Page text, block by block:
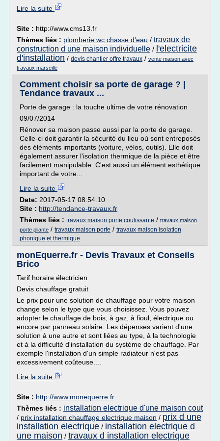
Lire la suite
Site : http://www.cms13.fr
Thèmes liés : plomberie wc chasse d'eau / travaux de
construction d une maison individuelle / l'electricite
d'installation / devis chantier offre travaux / vente maison avec
travaux marseille
Comment choisir sa porte de garage ? |
Tendance travaux ...
Porte de garage : la touche ultime de votre rénovation
09/07/2014
Rénover sa maison passe aussi par la porte de garage.
Celle-ci doit garantir la sécurité du lieu où sont entreposés
des éléments importants (voiture, vélos, outils). Elle doit
également assurer l'isolation thermique de la pièce et être
facilement manipulable. C'est aussi un élément esthétique
important de votre...
Lire la suite
Date: 2017-05-17 08:54:10
Site : http://tendance-travaux.fr
Thèmes liés : travaux maison porte coulissante / travaux maison
porte pliante / travaux maison porte / travaux maison isolation
phonique et thermique
monEquerre.fr - Devis Travaux et Conseils
Brico
Tarif horaire électricien
Devis chauffage gratuit
Le prix pour une solution de chauffage pour votre maison
change selon le type que vous choisissez. Vous pouvez
adopter le chauffage de bois, à gaz, à fioul, électrique ou
encore par panneau solaire. Les dépenses varient d'une
solution à une autre et sont liées au type, à la technologie
et à la difficulté d'installation du système de chauffage. Par
exemple l'installation d'un simple radiateur n'est pas
excessivement coûteuse....
Lire la suite
Site : http://www.monequerre.fr
Thèmes liés : installation electrique d'une maison cout
/ prix installation chauffage electrique maison / prix d une
installation electrique / installation electrique d
une maison / travaux d installation electrique